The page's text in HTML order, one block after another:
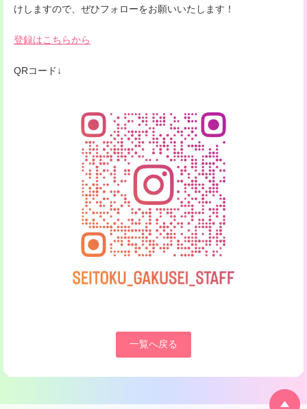
けしますので、ぜひフォローをお願いいたします！
登録はこちらから
QRコード↓
一覧へ戻る